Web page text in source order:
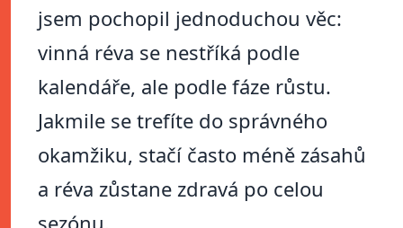
jsem pochopil jednoduchou věc:
vinná réva se nestříká podle
kalendáře, ale podle fáze růstu.
Jakmile se trefíte do správného
okamžiku, stačí často méně zásahů
a réva zůstane zdravá po celou